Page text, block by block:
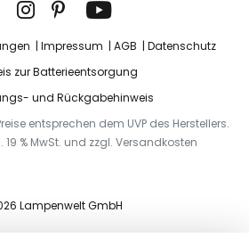
Impressum AGB
Datenschutz
zur Batterieentsorgung
und Rückgabehinweis
entsprechen dem UVP des Herstellers.
19 % MwSt. und zzgl. Versandkosten
Lampenwelt GmbH